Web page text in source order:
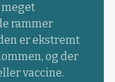
meget
rammer
er ekstremt
og der
vaccine.